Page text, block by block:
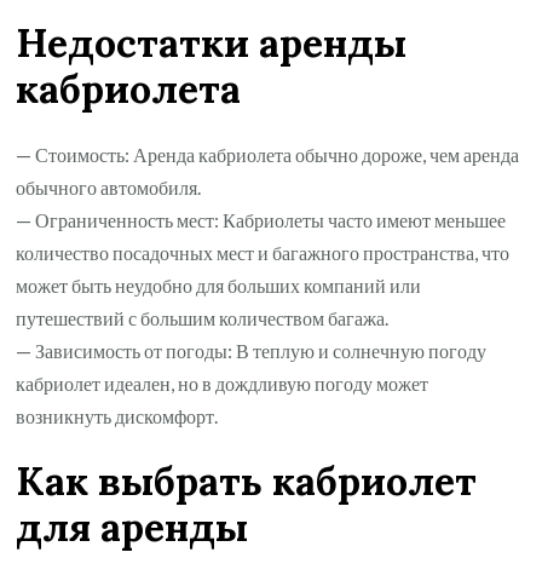
Недостатки аренды
кабриолета
— Стоимость: Аренда кабриолета обычно дороже, чем аренда
обычного автомобиля.
— Ограниченность мест: Кабриолеты часто имеют меньшее
количество посадочных мест и багажного пространства, что
может быть неудобно для больших компаний или
путешествий с большим количеством багажа.
— Зависимость от погоды: В теплую и солнечную погоду
кабриолет идеален, но в дождливую погоду может
возникнуть дискомфорт.
Как выбрать кабриолет
для аренды